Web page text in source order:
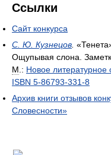
Ссылки
Сайт конкурса
С. Ю. Кузнецов
Ощупывая слона.
М .: Новое литературное
ISBN 5-86793-331-8
Архив книги отзывов
Словесности»